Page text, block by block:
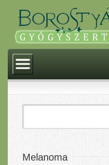
Akciók
Gyógyszerek
Gyógyászati
Melanoma